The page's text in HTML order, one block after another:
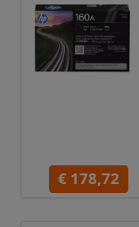
€ 178,72